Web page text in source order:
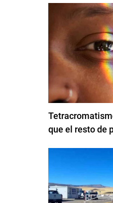
que el resto de